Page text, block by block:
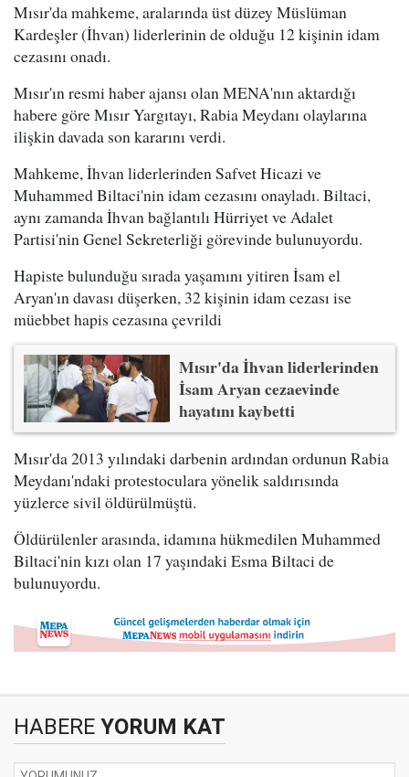
Mısır'da mahkeme, aralarında üst düzey Müslüman
Kardeşler (İhvan) liderlerinin de olduğu 12 kişinin idam
cezasını onadı.
Mısır'ın resmi haber ajansı olan MENA'nın aktardığı
habere göre Mısır Yargıtayı, Rabia Meydanı olaylarına
ilişkin davada son kararını verdi.
Mahkeme, İhvan liderlerinden Safvet Hicazi ve
Muhammed Biltaci'nin idam cezasını onayladı. Biltaci,
aynı zamanda İhvan bağlantılı Hürriyet ve Adalet
Partisi'nin Genel Sekreterliği görevinde bulunuyordu.
Hapiste bulunduğu sırada yaşamını yitiren İsam el
Aryan'ın davası düşerken, 32 kişinin idam cezası ise
müebbet hapis cezasına çevrildi
Mısır'da İhvan liderlerinden
İsam Aryan cezaevinde
hayatını kaybetti
Mısır'da 2013 yılındaki darbenin ardından ordunun Rabia
Meydanı'ndaki protestoculara yönelik saldırısında
yüzlerce sivil öldürülmüştü.
Öldürülenler arasında, idamına hükmedilen Muhammed
Biltaci'nin kızı olan 17 yaşındaki Esma Biltaci de
bulunuyordu.
HABERE YORUM KAT